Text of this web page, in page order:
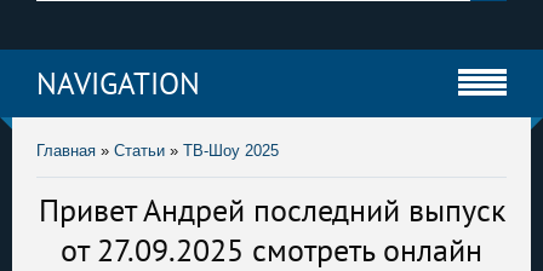
NAVIGATION
Главная » Статьи » ТВ-Шоу 2025
Привет Андрей последний выпуск
от 27.09.2025 смотреть онлайн